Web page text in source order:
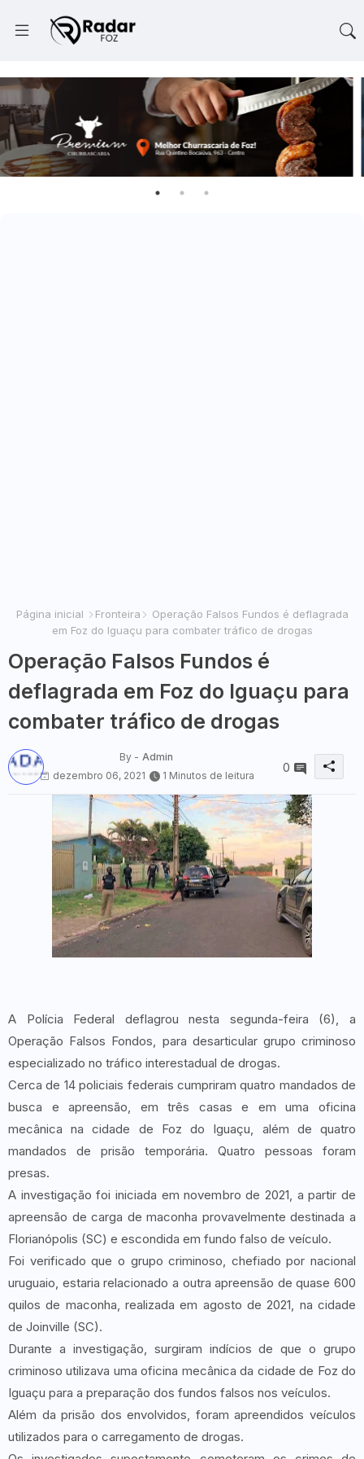
Página inicial Fronteira
Operação Falsos Fundos é deflagrada
em Foz do Iguaçu para combater tráfico de drogas
Operação Falsos Fundos é
deflagrada em Foz do Iguaçu para
combater tráfico de drogas
By - Admin
dezembro 06, 2021
1 Minutos de leitura
0
A Polícia Federal deflagrou nesta segunda-feira (6), a
Operação Falsos Fondos, para desarticular grupo criminoso
especializado no tráfico interestadual de drogas.
Cerca de 14 policiais federais cumpriram quatro mandados de
busca e apreensão, em três casas e em uma oficina
mecânica na cidade de Foz do Iguaçu, além de quatro
mandados de prisão temporária. Quatro pessoas foram
presas.
A investigação foi iniciada em novembro de 2021, a partir de
apreensão de carga de maconha provavelmente destinada a
Florianópolis (SC) e escondida em fundo falso de veículo.
Foi verificado que o grupo criminoso, chefiado por nacional
uruguaio, estaria relacionado a outra apreensão de quase 600
quilos de maconha, realizada em agosto de 2021, na cidade
de Joinville (SC).
Durante a investigação, surgiram indícios de que o grupo
criminoso utilizava uma oficina mecânica da cidade de Foz do
Iguaçu para a preparação dos fundos falsos nos veículos.
Além da prisão dos envolvidos, foram apreendidos veículos
utilizados para o carregamento de drogas.